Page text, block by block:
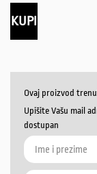
KUPI
Ovaj proizvod
Upišite Vašu mail
dostupan